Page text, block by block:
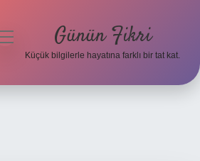
Günün Fikri
Küçük bilgilerle hayatına farklı bir tat kat.